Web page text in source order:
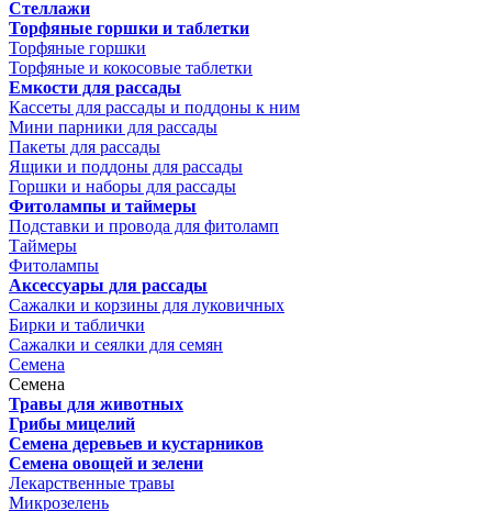
Стеллажи
Торфяные горшки и таблетки
Торфяные горшки
Торфяные и кокосовые таблетки
Емкости для рассады
Кассеты для рассады и поддоны к ним
Мини парники для рассады
Пакеты для рассады
Ящики и поддоны для рассады
Горшки и наборы для рассады
Фитолампы и таймеры
Подставки и провода для фитоламп
Таймеры
Фитолампы
Аксессуары для рассады
Сажалки и корзины для луковичных
Бирки и таблички
Сажалки и сеялки для семян
Семена
Семена
Травы для животных
Грибы мицелий
Семена деревьев и кустарников
Семена овощей и зелени
Лекарственные травы
Микрозелень